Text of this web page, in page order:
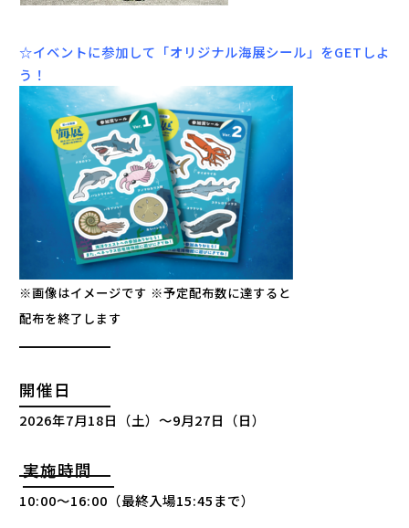
☆イベントに参加して「オリジナル海展シール」をGETしよ
う！
※画像はイメージです ※予定配布数に達すると
配布を終了します
開催日
2026年7月18日（土）～9月27日（日）
実施時間
10:00〜16:00（最終入場15:45まで）